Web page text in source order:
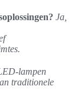
Ja,
lampen
traditionele